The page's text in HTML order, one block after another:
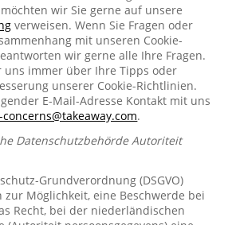
wir Sie gerne auf unsere
verweisen. Wenn Sie Fragen oder
mit unseren Cookie-
wir gerne alle Ihre Fragen.
immer über Ihre Tipps oder
unserer Cookie-Richtlinien.
E-Mail-Adresse Kontakt mit uns
.
Datenschutzbehörde Autoriteit
Grundverordnung (DSGVO)
zur Möglichkeit, eine Beschwerde bei
Recht, bei der niederländischen